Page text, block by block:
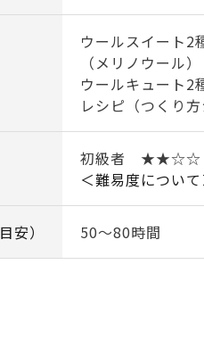
ウールスイート2
（メリノウール）
ウールキュート2
レシピ（つくり方
初級者 ★★☆☆
＜難易度につい
安） 50～80時間